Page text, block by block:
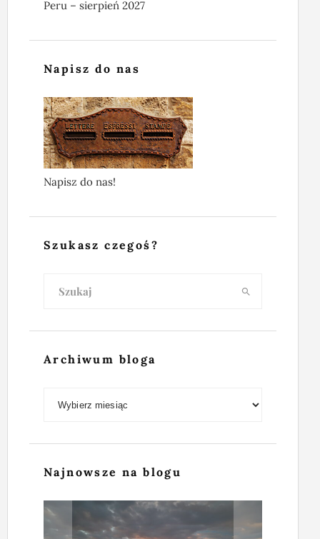
Peru – sierpień 2027
Napisz do nas
Napisz do nas!
Szukasz czegoś?
Archiwum bloga
Najnowsze na blogu